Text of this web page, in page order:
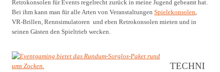
Retrokonsolen für Events regelrecht zurück in meine Jugend gebeamt hat.
Bei ihm kann man für alle Arten von Veranstaltungen Spielekonsolen,
VR-Brillen, Rennsimulatoren und eben Retrokonsolen mieten und in
seinen Gästen den Spieltrieb wecken.
TECHNI